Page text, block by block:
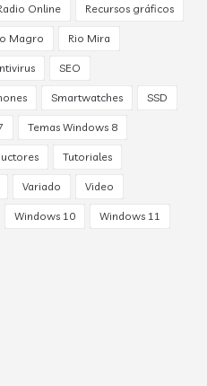
Online Recursos gráficos
Magro Rio Mira
SEO
Smartwatches SSD
Temas Windows 8
Tutoriales
Variado Video
Windows 10 Windows 11